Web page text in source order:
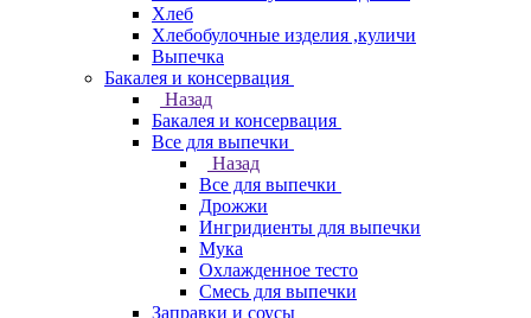
Хлеб
Хлебобулочные изделия ,куличи
Выпечка
Бакалея и консервация
Назад
Бакалея и консервация
Все для выпечки
Назад
Все для выпечки
Дрожжи
Ингридиенты для выпечки
Мука
Охлажденное тесто
Смесь для выпечки
Заправки и соусы